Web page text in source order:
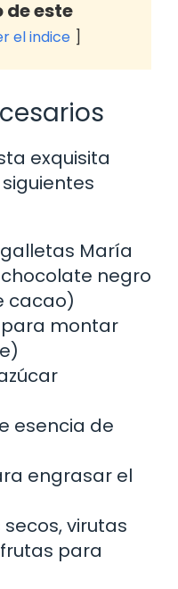
de este
el indice
exquisita
María
negro
cacao)
montar
esencia de
engrasar el
virutas
para